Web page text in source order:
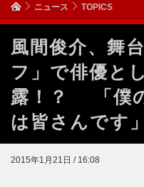
ニュース TOPICS
風間俊介、舞
フ」で俳優と
露！？ 「僕
は皆さんです」
2015年1月21日 / 16:08